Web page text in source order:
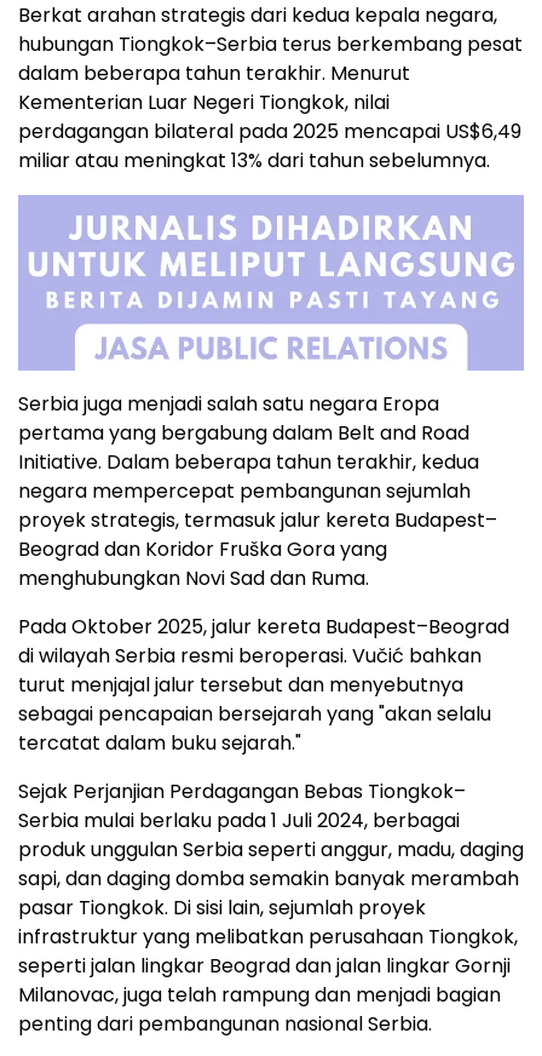
Berkat arahan strategis dari kedua kepala negara,
hubungan Tiongkok–Serbia terus berkembang pesat
dalam beberapa tahun terakhir. Menurut
Kementerian Luar Negeri Tiongkok, nilai
perdagangan bilateral pada 2025 mencapai US$6,49
miliar atau meningkat 13% dari tahun sebelumnya.
Serbia juga menjadi salah satu negara Eropa
pertama yang bergabung dalam Belt and Road
Initiative. Dalam beberapa tahun terakhir, kedua
negara mempercepat pembangunan sejumlah
proyek strategis, termasuk jalur kereta Budapest–
Beograd dan Koridor Fruška Gora yang
menghubungkan Novi Sad dan Ruma.
Pada Oktober 2025, jalur kereta Budapest–Beograd
di wilayah Serbia resmi beroperasi. Vučić bahkan
turut menjajal jalur tersebut dan menyebutnya
sebagai pencapaian bersejarah yang "akan selalu
tercatat dalam buku sejarah."
Sejak Perjanjian Perdagangan Bebas Tiongkok–
Serbia mulai berlaku pada 1 Juli 2024, berbagai
produk unggulan Serbia seperti anggur, madu, daging
sapi, dan daging domba semakin banyak merambah
pasar Tiongkok. Di sisi lain, sejumlah proyek
infrastruktur yang melibatkan perusahaan Tiongkok,
seperti jalan lingkar Beograd dan jalan lingkar Gornji
Milanovac, juga telah rampung dan menjadi bagian
penting dari pembangunan nasional Serbia.